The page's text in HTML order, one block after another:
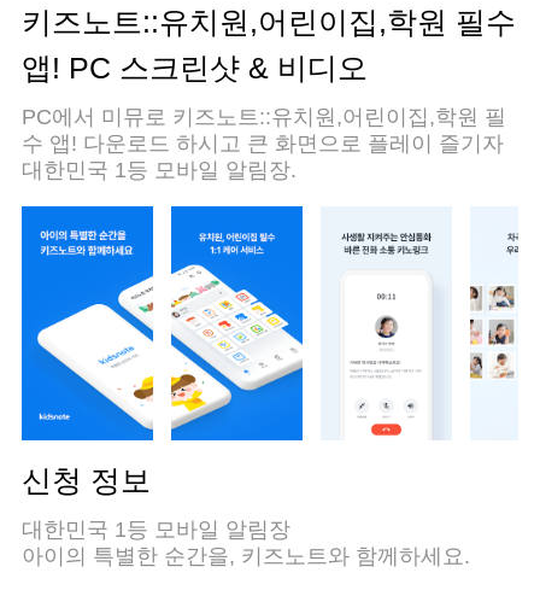
고 설치하면 배터리 수명이나 과열 걱정 없이 좋아
하는 앱을 즐길 수 있습니다. MEmu Play를 사용하
면 컴퓨터에서 앱을 쉽게 사용할 수 있으며, 언제나
키즈노트::유치원,어린이집,학원 필수
앱! PC 스크린샷 & 비디오
PC에서 미뮤로 키즈노트::유치원,어린이집,학원 필
수 앱! 다운로드 하시고 큰 화면으로 플레이 즐기자
대한민국 1등 모바일 알림장.
신청 정보
대한민국 1등 모바일 알림장
아이의 특별한 순간을, 키즈노트와 함께하세요.